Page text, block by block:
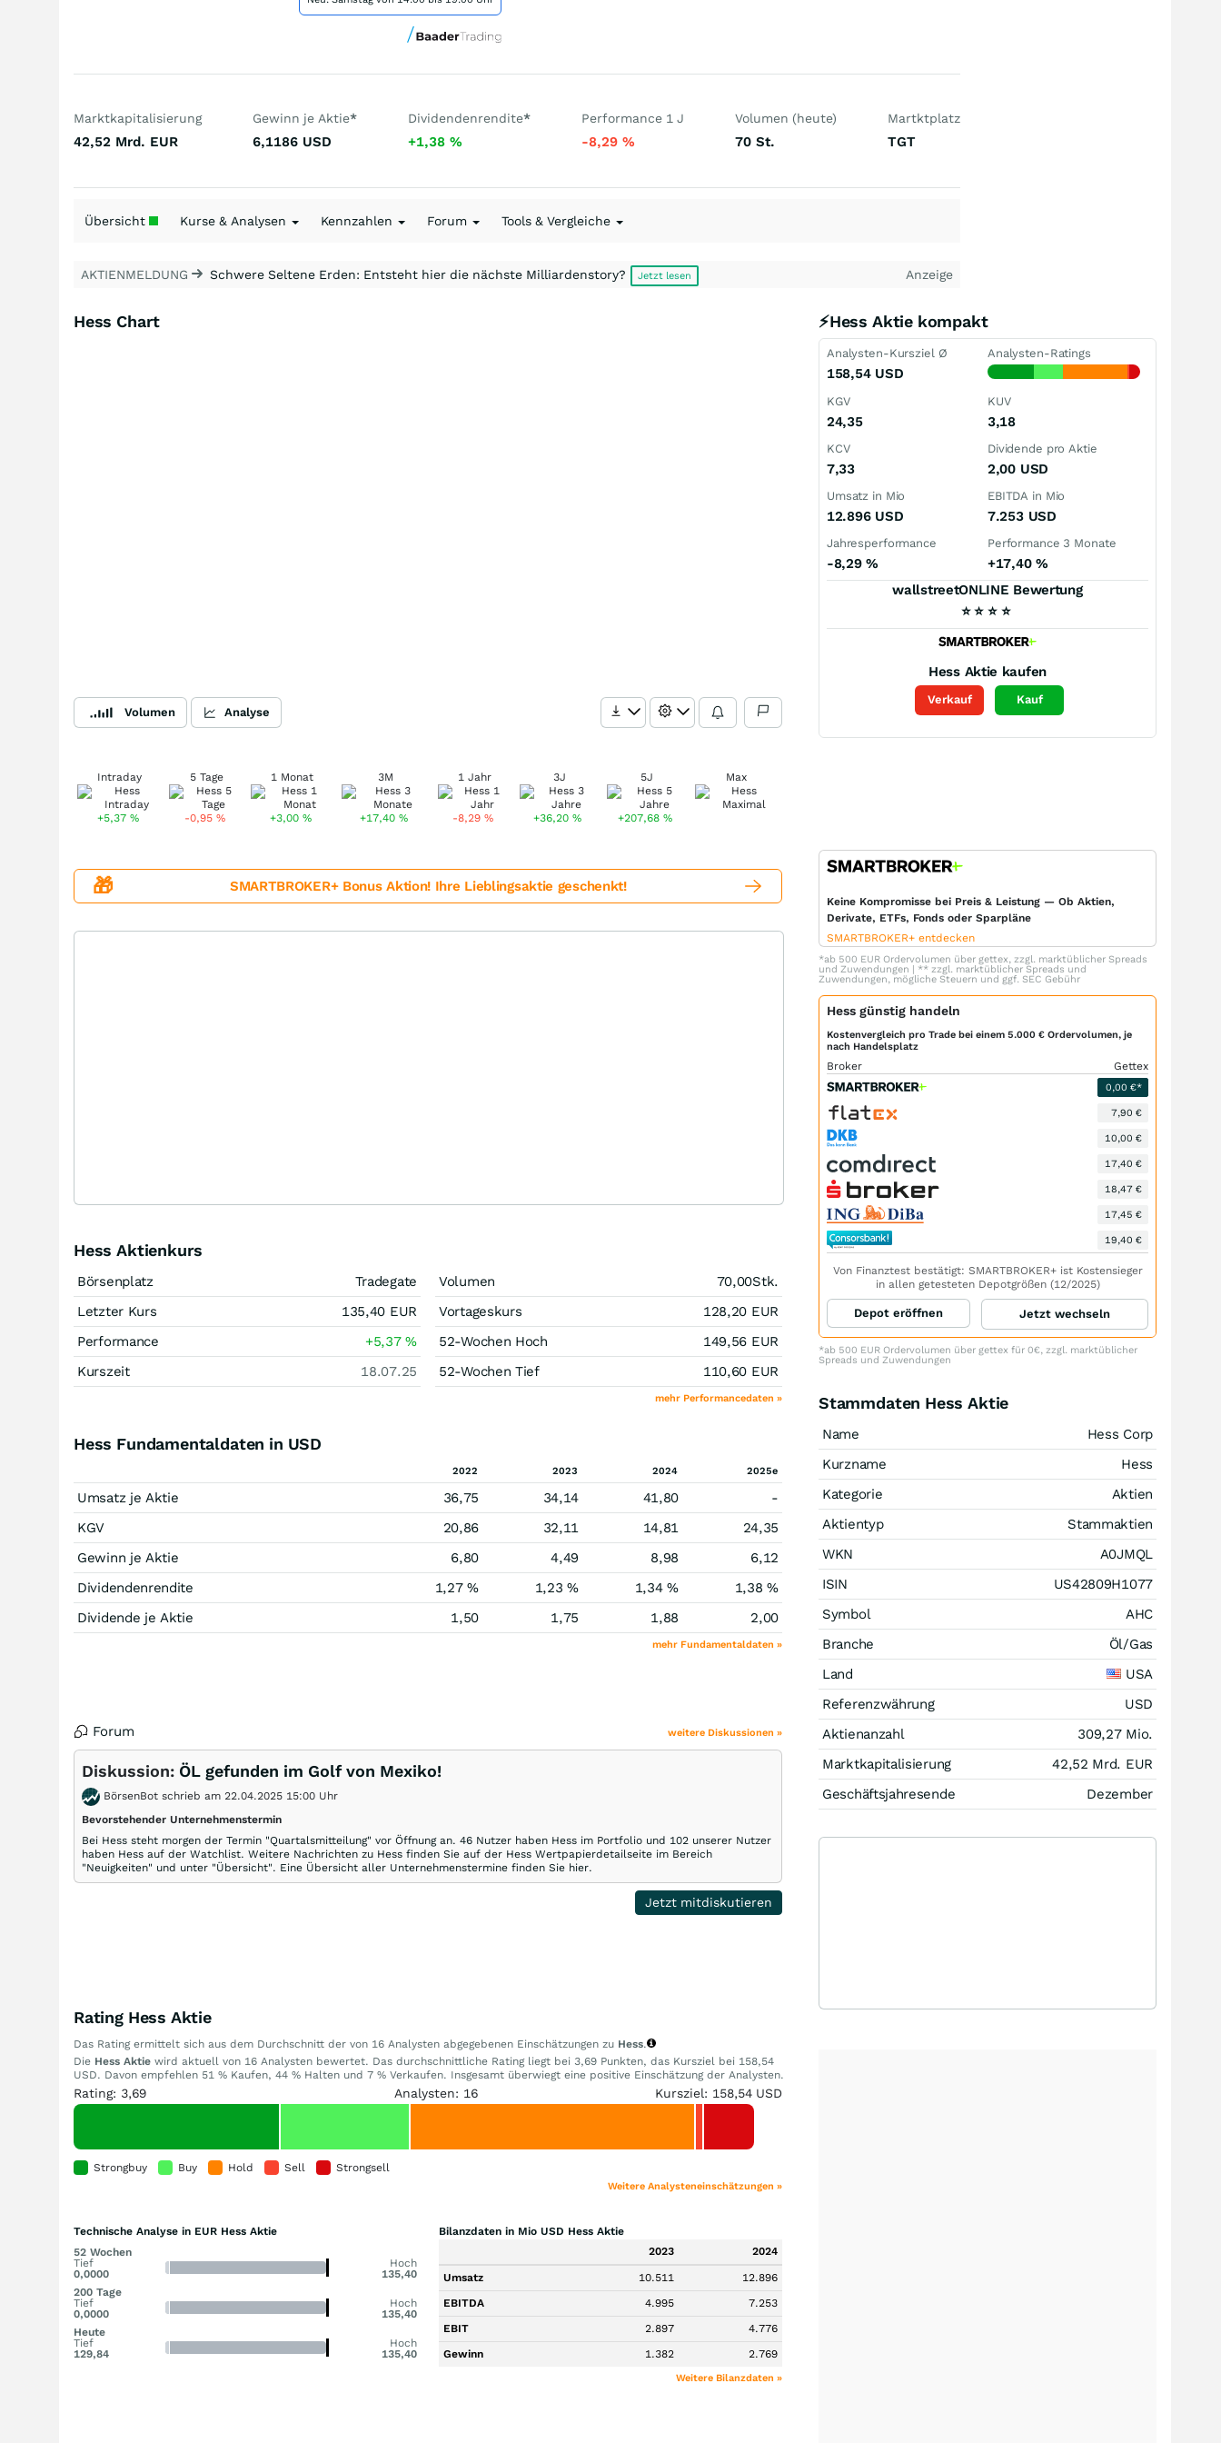
Marktkapitalisierung
42,52 Mrd. EUR
Gewinn je Aktie*
6,1186 USD
Dividendenrendite*
+1,38 %
Performance 1 J
-8,29 %
Volumen (heute)
70 St.
Martktplatz
TGT
Übersicht Kurse & Analysen Kennzahlen Forum Tools & Vergleiche
AKTIENMELDUNG Schwere Seltene Erden: Entsteht hier die nächste Milliardenstory? Jetzt lesen Anzeige
Hess Chart
Volumen Analyse
Intraday
+5,37 %
5 Tage
-0,95 %
1 Monat
+3,00 %
3M
+17,40%
1 Jahr
-8,29%
3J
+36,20%
5J
+207,68%
Max
⚡Hess Aktie kompakt
Analysten-Kursziel Ø
158,54 USD
Analysten-Ratings
KGV
24,35
KUV
3,18
KCV
7,33
Dividende pro Aktie
2,00 USD
Umsatz in Mio
12.896 USD
EBITDA in Mio
7.253 USD
Jahresperformance
-8,29%
Performance 3 Monate
+17,40 %
wallstreetONLINE Bewertung
⭐ ⭐ ⭐ ⭐
Hess Aktie kaufen
Verkauf Kauf
🎁 SMARTBROKER+ Bonus Aktion! Ihre Lieblingsaktie geschenkt!
Hess Aktienkurs
Börsenplatz
Tradegate
Letzter Kurs
135,40 EUR
Performance
+5,37%
Kurszeit
18.07.25
Volumen 70,00Stk.
Vortageskurs
128,20 EUR
52-Wochen Hoch
149,56 EUR
52-Wochen Tief
110,60 EUR
mehr Performancedaten »
Hess Fundamentaldaten in USD
2022 2023 2024 2025e
Umsatz je Aktie 36,75 34,14 41,80
-
KGV
20,86 32,11 14,81
24,35
Gewinn je Aktie
6,80 4,49 8,98
6,12
Dividendenrendite
1,27 % 1,23 % 1,34 %
1,38 %
Dividende je Aktie
1,50 1,75 1,88 2,00
mehr Fundamentaldaten »
Forum weitere Diskussionen »
Diskussion: ÖL gefunden im Golf von Mexiko!
BörsenBot schrieb am 22.04.2025 15:00 Uhr
Bevorstehender Unternehmenstermin
Bei Hess steht morgen der Termin "Quartalsmitteilung" vor Öffnung an. 46 Nutzer haben Hess im Portfolio und 102 unserer Nutzer
haben Hess auf der Watchlist. Weitere Nachrichten zu Hess finden Sie auf der Hess Wertpapierdetailseite im Bereich
"Neuigkeiten" und unter "Übersicht". Eine Übersicht aller Unternehmenstermine finden Sie hier.
Jetzt mitdiskutieren
Rating Hess Aktie
Das Rating ermittelt sich aus dem Durchschnitt der von 16 Analysten abgegebenen Einschätzungen zu Hess.
Die Hess Aktie wird aktuell von 16 Analysten bewertet. Das durchschnittliche Rating liegt bei 3,69 Punkten, das Kursziel bei 158,54
USD. Davon empfehlen 51 % Kaufen, 44 % Halten und 7 % Verkaufen. Insgesamt überwiegt eine positive Einschätzung der Analysten.
Rating: 3,69 Analysten: 16 Kursziel: 158,54 USD
Strongbuy Buy Hold Sell Strongsell
Weitere Analysteneinschätzungen »
Technische Analyse in EUR Hess Aktie
52 Wochen
Tief
0,0000
Hoch
135,40
200 Tage
Tief
0,0000
Hoch
135,40
Heute
Tief
129,84
Hoch
135,40
Bilanzdaten in Mio USD Hess Aktie
2023
2024
Umsatz 10.511
12.896
EBITDA
4.995
7.253
EBIT
2.897
4.776
Gewinn
1.382 2.769
Weitere Bilanzdaten »
Keine Kompromisse bei Preis & Leistung — Ob Aktien,
Derivate, ETFs, Fonds oder Sparpläne
SMARTBROKER+ entdecken
*ab 500 EUR Ordervolumen über gettex, zzgl. marktüblicher Spreads
und Zuwendungen | ** zzgl. marktüblicher Spreads und
Zuwendungen, mögliche Steuern und ggf. SEC Gebühr
Hess günstig handeln
Kostenvergleich pro Trade bei einem 5.000 € Ordervolumen, je
nach Handelsplatz
Broker Gettex
0,00 €*
7,90 €
10,00 €
17,40 €
18,47 €
17,45 €
19,40 €
Von Finanztest bestätigt: SMARTBROKER+ ist Kostensieger
in allen getesteten Depotgrößen (12/2025)
Depot eröffnen Jetzt wechseln
*ab 500 EUR Ordervolumen über gettex für 0€, zzgl. marktüblicher
Spreads und Zuwendungen
Stammdaten Hess Aktie
Name
Hess Corp
Kurzname
Hess
Kategorie
Aktien
Aktientyp
Stammaktien
WKN
A0JMQL
ISIN
US42809H1077
Symbol
AHC
Branche
Öl/Gas
Land
USA
Referenzwährung
USD
Aktienanzahl
309,27 Mio.
Marktkapitalisierung
42,52 Mrd. EUR
Geschäftsjahresende
Dezember